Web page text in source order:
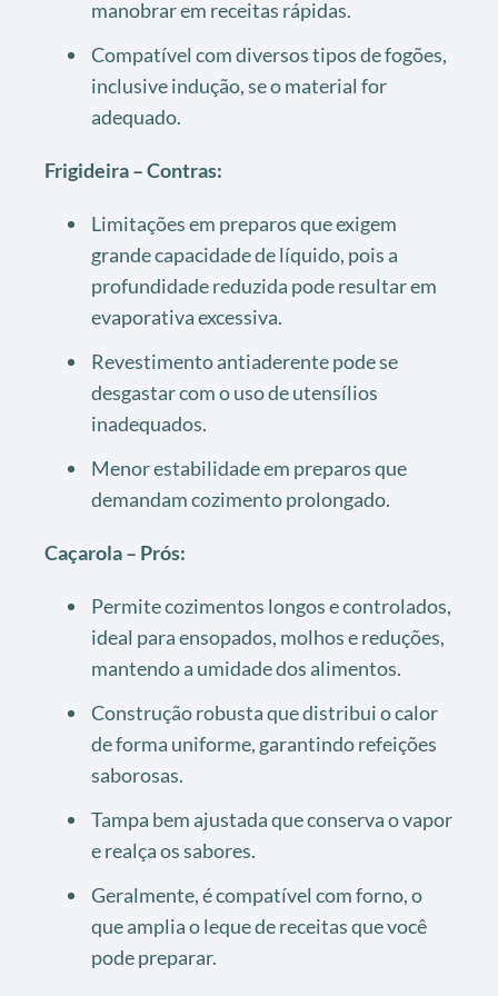
manobrar em receitas rápidas.
Compatível com diversos tipos de fogões,
inclusive indução, se o material for
adequado.
Frigideira – Contras:
Limitações em preparos que exigem
grande capacidade de líquido, pois a
profundidade reduzida pode resultar em
evaporativa excessiva.
Revestimento antiaderente pode se
desgastar com o uso de utensílios
inadequados.
Menor estabilidade em preparos que
demandam cozimento prolongado.
Caçarola – Prós:
Permite cozimentos longos e controlados,
ideal para ensopados, molhos e reduções,
mantendo a umidade dos alimentos.
Construção robusta que distribui o calor
de forma uniforme, garantindo refeições
saborosas.
Tampa bem ajustada que conserva o vapor
e realça os sabores.
Geralmente, é compatível com forno, o
que amplia o leque de receitas que você
pode preparar.